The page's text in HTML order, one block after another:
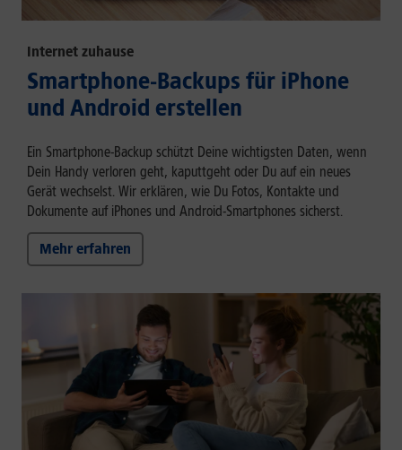
Internet zuhause
Smartphone-Backups für iPhone
und Android erstellen
Ein Smartphone-Backup schützt Deine wichtigsten Daten, wenn
Dein Handy verloren geht, kaputtgeht oder Du auf ein neues
Gerät wechselst. Wir erklären, wie Du Fotos, Kontakte und
Dokumente auf iPhones und Android-Smartphones sicherst.
Mehr erfahren